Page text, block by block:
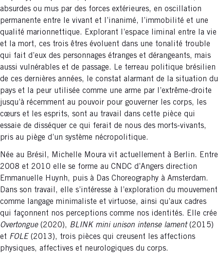
absurdes ou mus par des forces extérieures, en oscillation
permanente entre le vivant et l’inanimé, l’immobilité et une
qualité marionnettique. Explorant l’espace liminal entre la vie
et la mort, ces trois êtres évoluent dans une tonalité trouble
qui fait d’eux des personnages étranges et dérangeants, mais
aussi vulnérables et de passage. Le terreau politique brésilien
de ces dernières années, le constat alarmant de la situation du
pays et la peur utilisée comme une arme par l’extrême-droite
jusqu’à récemment au pouvoir pour gouverner les corps, les
cœurs et les esprits, sont au travail dans cette pièce qui
essaie de disséquer ce qui ferait de nous des morts-vivants,
pris au piège d’un système nécropolitique.
Née au Brésil, Michelle Moura vit actuellement à Berlin. Entre
2008 et 2010 elle se forme au CNDC d’Angers direction
Emmanuelle Huynh, puis à Das Choreography à Amsterdam.
Dans son travail, elle s’intéresse à l’exploration du mouvement
comme langage minimaliste et virtuose, ainsi qu’aux cadres
qui façonnent nos perceptions comme nos identités. Elle crée
Overtongue(2020), BLINK mini unison intense lament(2015)
et FOLE (2013), trois pièces qui creusent les affections
physiques, affectives et neurologiques du corps.